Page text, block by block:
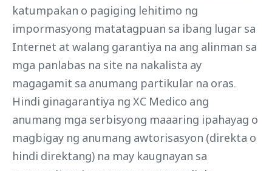
katumpakan o pagiging lehitimo ng
impormasyong matatagpuan sa ibang lugar sa
Internet at walang garantiya na ang alinman sa
mga panlabas na site na nakalista ay
magagamit sa anumang partikular na oras.
Hindi ginagarantiya ng XC Medico ang
anumang mga serbisyong maaaring ipahayag o
magbigay ng anumang awtorisasyon (direkta o
hindi direktang) na may kaugnayan sa